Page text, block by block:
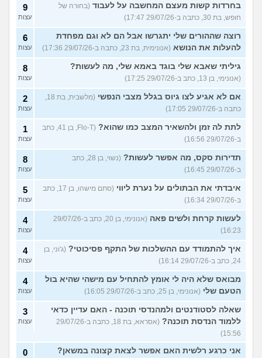
בחרדות קשות מעצם המחשבה על לעבוד (בחורה של
חופש, בת 30, כתבה ב-29/07/26 17:47)
9
עצות
רוצה שההורים שלי יתגרשו אבל הם לא וגם מפחדת
להעלות את הנושא (אנונימית, בת 23, כתבה ב-29/07/26 17:36)
6
עצות
גיליתי שאבא שלי בוגד באמא שלי, מה לעשות?
(אנונימי, בן 13, כתב ב-29/07/26 17:25)
8
עצות
אם לא אגיע לצו גיוס בגלל מצבי הנפשי
(מלשבית, בת 18,
כתבה ב-29/07/26 17:05)
2
עצות
לתת לה זמן ולהשאיר המצב כמו שהוא?
(Flo-T, בן 41, כתב
ב-29/07/26 16:56)
1
עצות
תדירות סקס, מה אפשר לעשות?
(נשוי, בן 28, כתב
ב-29/07/26 16:45)
8
עצות
איבדתי את הבתולים על נערת ליווי
(סתם מישהו, בן 17, כתב
ב-29/07/26 16:34)
5
עצות
לעשות קרחת ולשים פאה
(אנונימי, בן 20, כתב ב-29/07/26
16:23)
4
עצות
איך להתמודד עם ההשלכות של התקף פסיכוטי? (ג'וני, בן
24, כתב ב-29/07/26 16:14)
4
עצות
מבואס שלא היה לי אומץ להתחיל עם מישהי שהיא בול
הטעם שלי (אנונימי, בן 25, כתב ב-29/07/26 16:05)
4
עצות
שאלה לסטודנטים ולמהנדסי תוכנה - האם עדיין כדאי
ללמוד הנדסת תוכנה?
(אסראא, בת 18, כתבה ב-29/07/26
15:56)
3
עצות
אני כרגע רלשית האם אפשר לצאת קצונה במשאן? 0